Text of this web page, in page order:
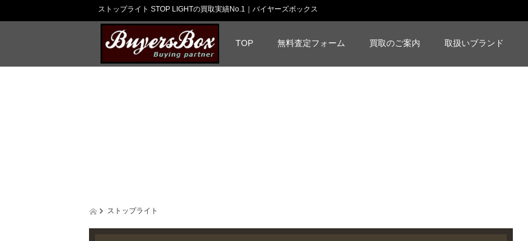
ストップライト STOP LIGHTの買取実績No.1｜バイヤーズボックス
TOP 無料査定フォーム 買取のご案内 取扱いブランド
ストップライト